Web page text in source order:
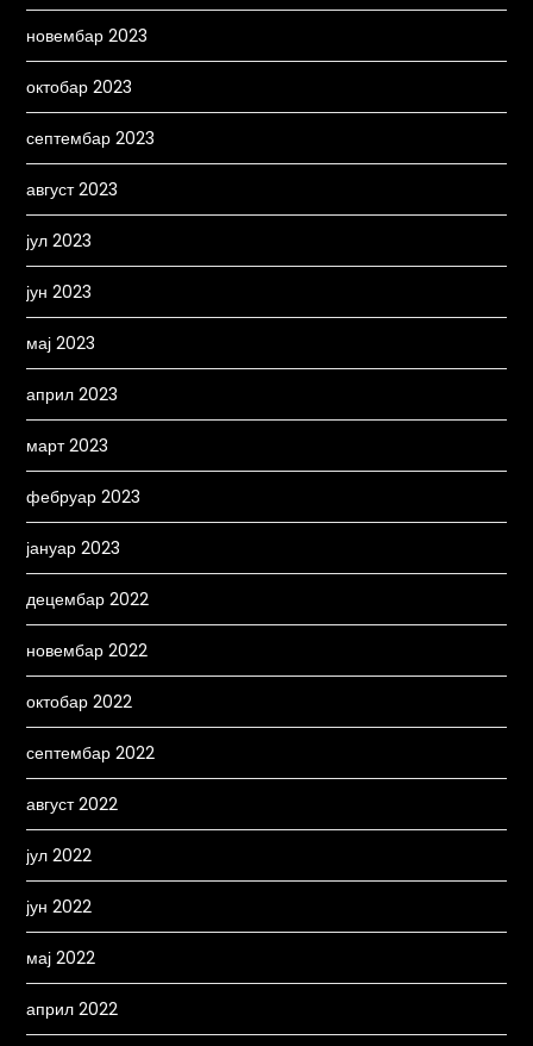
новембар 2023
октобар 2023
септембар 2023
август 2023
јул 2023
јун 2023
мај 2023
април 2023
март 2023
фебруар 2023
јануар 2023
децембар 2022
новембар 2022
октобар 2022
септембар 2022
август 2022
јул 2022
јун 2022
мај 2022
април 2022